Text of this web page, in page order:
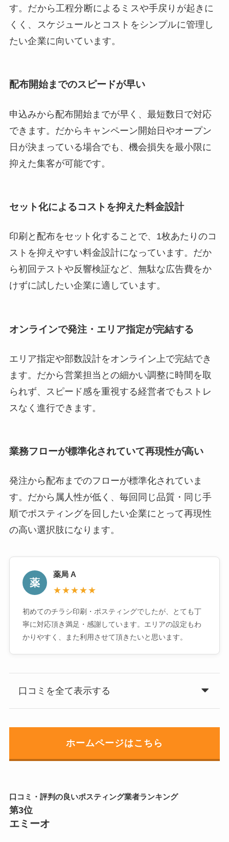
す。だから工程分断によるミスや手戻りが起きに
くく、スケジュールとコストをシンプルに管理し
たい企業に向いています。
配布開始までのスピードが早い
申込みから配布開始までが早く、最短数日で対応
できます。だからキャンペーン開始日やオープン
日が決まっている場合でも、機会損失を最小限に
抑えた集客が可能です。
セット化によるコストを抑えた料金設計
印刷と配布をセット化することで、1枚あたりのコ
ストを抑えやすい料金設計になっています。だか
ら初回テストや反響検証など、無駄な広告費をか
けずに試したい企業に適しています。
オンラインで発注・エリア指定が完結する
エリア指定や部数設計をオンライン上で完結でき
ます。だから営業担当との細かい調整に時間を取
られず、スピード感を重視する経営者でもストレ
スなく進行できます。
業務フローが標準化されていて再現性が高い
発注から配布までのフローが標準化されていま
す。だから属人性が低く、毎回同じ品質・同じ手
順でポスティングを回したい企業にとって再現性
の高い選択肢になります。
薬
薬局 A
★★★★★
初めてのチラシ印刷・ポスティングでしたが、とても丁
寧に対応頂き満足・感謝しています。エリアの設定もわ
かりやすく、また利用させて頂きたいと思います。
口コミを全て表示する
ホームページはこちら
口コミ・評判の良いポスティング業者ランキング
第3位
エミーオ